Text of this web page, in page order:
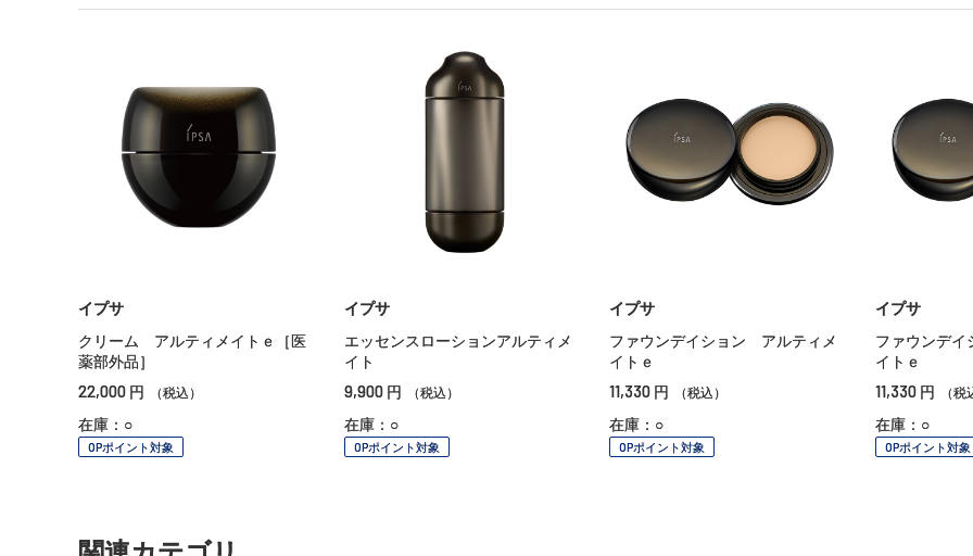
イプサ
クリーム アルティメイトｅ［医
薬部外品］
22,000 円 （税込）
在庫：○
OPポイント対象
イプサ
エッセンスローションアルティメ
イト
9,900 円 （税込）
在庫：○
OPポイント対象
イプサ
ファウンデイション アルティメ
イトｅ
11,330 円 （税込）
在庫：○
OPポイント対象
イプサ
ファウンデ
イトｅ
11,330 円 （税
在庫：○
OPポイント対象